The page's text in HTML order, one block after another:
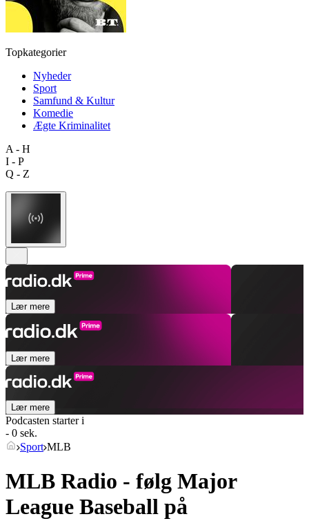
Topkategorier
Nyheder
Sport
Samfund & Kultur
Komedie
Ægte Kriminalitet
A - H
I - P
Q - Z
Lær mere
Lær mere
Lær mere
Podcasten starter i
- 0 sek.
Sport MLB
MLB Radio - følg Major
League Baseball på